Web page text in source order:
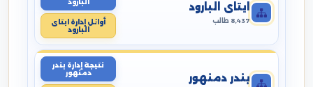
ايتاى البارود
8,437 طالب
البارود
أوائل إدارة ايتاى
البارود
بندر دمنهور
نتيجة إدارة بندر
دمنهور